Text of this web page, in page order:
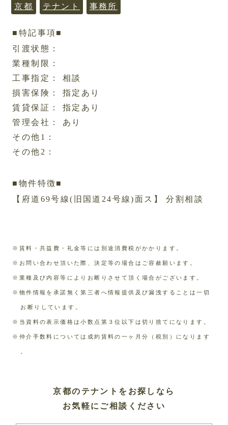
京都 テナント 事務所
■特記事項■
引渡状態：
業種制限：
工事指定： 相談
損害保険： 指定あり
賃貸保証： 指定あり
管理会社： あり
その他1：
その他2：
■物件特徴■
【府道69号線(旧国道24号線)面ス】 分割相談
※賃料・共益費・礼金等には別途消費税がかかります。
※お問い合わせ頂いた際、決定等の場合はご容赦願います。
※業種及び内容等によりお断りさせて頂く場合がございます。
※物件情報を承諾無く第三者へ情報提供及び漏洩することは一切
お断りしています。
※当資料の表示価格は小数点第３位以下は切り捨てになります。
※仲介手数料については成約賃料の一ヶ月分（税別）になります
京都のテナントをお探しなら
お気軽にご相談ください